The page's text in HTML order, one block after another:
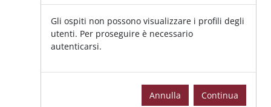
Gli ospiti non possono visualizzare i profili degli
utenti. Per proseguire è necessario
autenticarsi.
Annulla Continua